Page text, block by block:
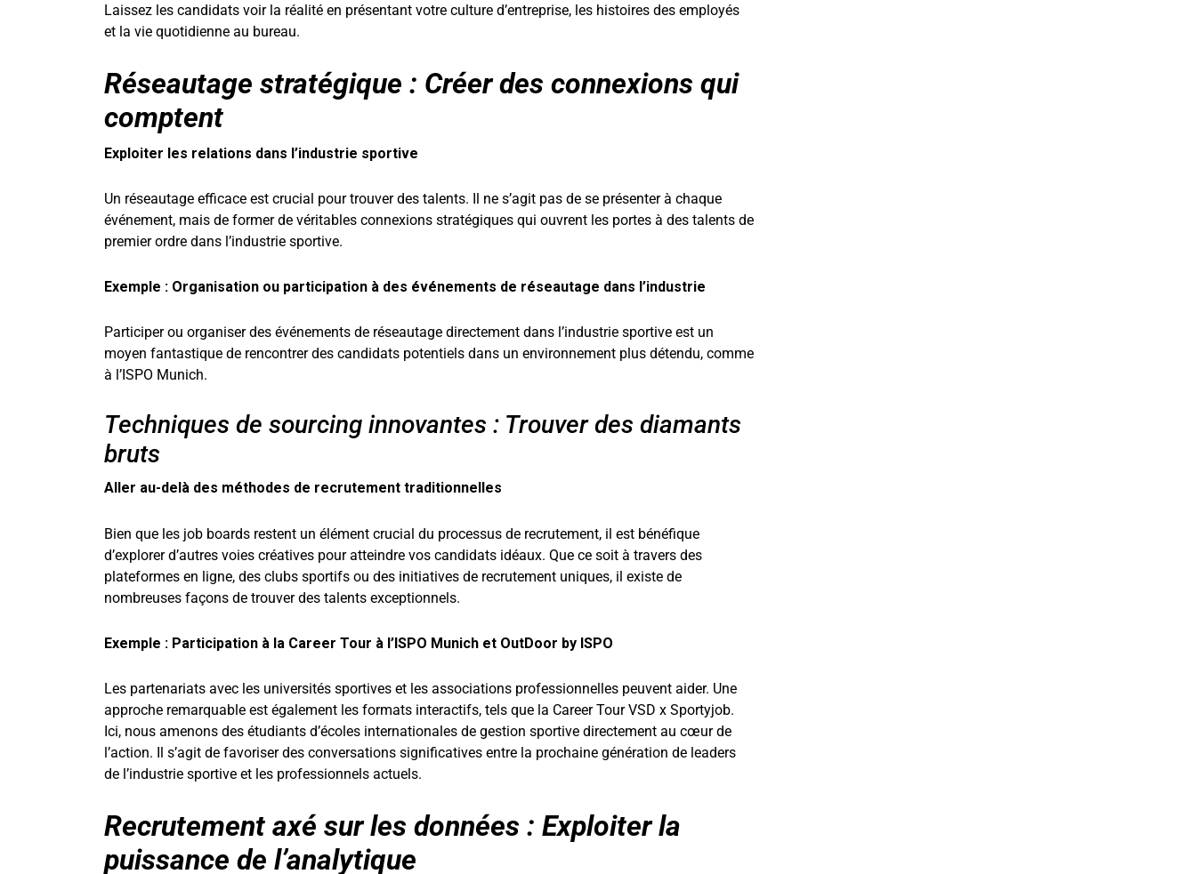
Laissez les candidats voir la réalité en présentant votre culture d’entreprise, les histoires des employés
et la vie quotidienne au bureau.
Réseautage stratégique : Créer des connexions qui
comptent
Exploiter les relations dans l’industrie sportive
Un réseautage efficace est crucial pour trouver des talents. Il ne s’agit pas de se présenter à chaque
événement, mais de former de véritables connexions stratégiques qui ouvrent les portes à des talents de
premier ordre dans l’industrie sportive.
Exemple : Organisation ou participation à des événements de réseautage dans l’industrie
Participer ou organiser des événements de réseautage directement dans l’industrie sportive est un
moyen fantastique de rencontrer des candidats potentiels dans un environnement plus détendu, comme
à l’ISPO Munich.
Techniques de sourcing innovantes : Trouver des diamants
bruts
Aller au-delà des méthodes de recrutement traditionnelles
Bien que les job boards restent un élément crucial du processus de recrutement, il est bénéfique
d’explorer d’autres voies créatives pour atteindre vos candidats idéaux. Que ce soit à travers des
plateformes en ligne, des clubs sportifs ou des initiatives de recrutement uniques, il existe de
nombreuses façons de trouver des talents exceptionnels.
Exemple : Participation à la Career Tour à l’ISPO Munich et OutDoor by ISPO
Les partenariats avec les universités sportives et les associations professionnelles peuvent aider. Une
approche remarquable est également les formats interactifs, tels que la Career Tour VSD x Sportyjob.
Ici, nous amenons des étudiants d’écoles internationales de gestion sportive directement au cœur de
l’action. Il s’agit de favoriser des conversations significatives entre la prochaine génération de leaders
de l’industrie sportive et les professionnels actuels.
Recrutement axé sur les données : Exploiter la
puissance de l’analytique